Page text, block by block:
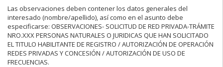
Las observaciones deben contener los datos generales del
interesado (nombre/apellido), así como en el asunto debe
especificarse: OBSERVACIONES- SOLICITUD DE RED PRIVADA-TRÁMITE
NRO.XXX PERSONAS NATURALES O JURIDICAS QUE HAN SOLICITADO
EL TITULO HABILITANTE DE REGISTRO / AUTORIZACIÓN DE OPERACIÓN
REDES PRIVADAS Y CONCESIÓN / AUTORIZACIÓN DE USO DE
FRECUENCIAS.